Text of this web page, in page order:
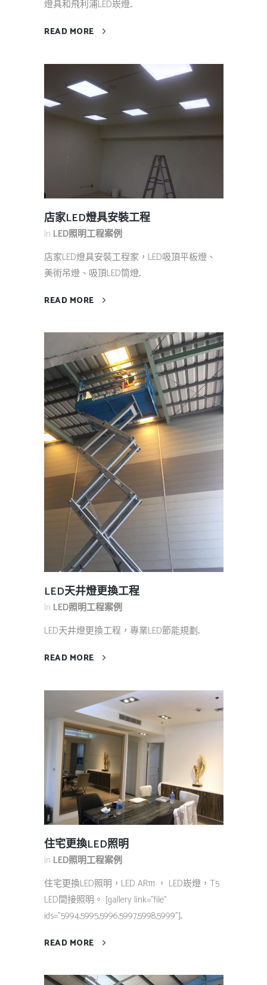
燈具和飛利浦LED崁燈....
READ MORE
店家LED燈具安裝工程
In LED照明工程案例
店家LED燈具安裝工程家，LED吸頂平板燈、
美術吊燈、吸頂LED筒燈...
READ MORE
LED天井燈更換工程
In LED照明工程案例
LED天井燈更換工程，專業LED節能規劃...
READ MORE
住宅更換LED照明
In LED照明工程案例
住宅更換LED照明，LED AR111 ， LED崁燈，T5
LED間接照明。 [gallery link="file"
ids="5994,5995,5996,5997,5998,5999"]...
READ MORE